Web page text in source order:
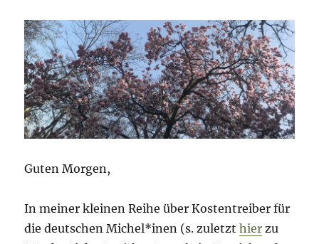
Guten Morgen,
In meiner kleinen Reihe über Kostentreiber für
die deutschen Michel*inen (s. zuletzthier zu